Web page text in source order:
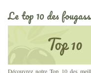
Le top 10 des
Découvrez notre Top 10 des